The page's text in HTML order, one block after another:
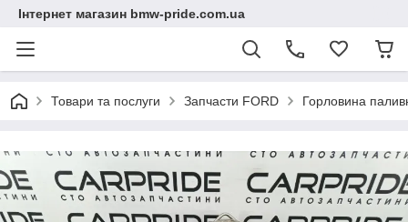
Інтернет магазин bmw-pride.com.ua
Товари та послуги Запчасти FORD Горловина